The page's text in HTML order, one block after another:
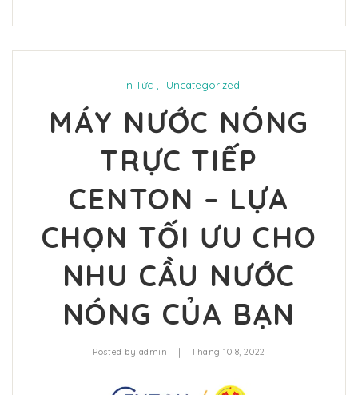
Tin Tức Uncategorized
MÁY NƯỚC NÓNG
TRỰC TIẾP
CENTON – LỰA
CHỌN TỐI ƯU CHO
NHU CẦU NƯỚC
NÓNG CỦA BẠN
Posted by admin | Tháng 10 8, 2022